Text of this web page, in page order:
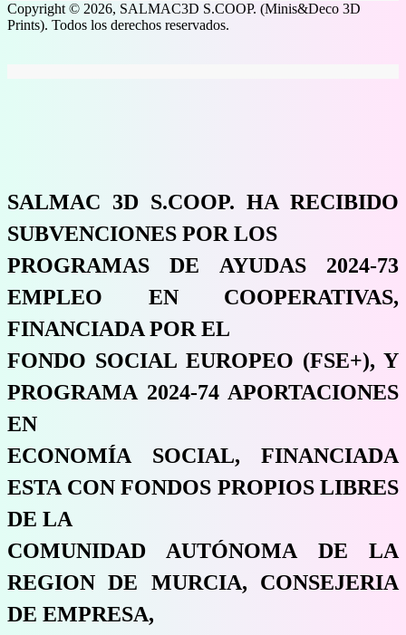
Copyright © 2026, SALMAC3D S.COOP. (Minis&Deco 3D
Prints). Todos los derechos reservados.
SALMAC 3D S.COOP. HA RECIBIDO
SUBVENCIONES POR LOS
PROGRAMAS DE AYUDAS 2024-73
EMPLEO EN COOPERATIVAS,
FINANCIADA POR EL
FONDO SOCIAL EUROPEO (FSE+), Y
PROGRAMA 2024-74 APORTACIONES
EN
ECONOMÍA SOCIAL, FINANCIADA
ESTA CON FONDOS PROPIOS LIBRES
DE LA
COMUNIDAD AUTÓNOMA DE LA
REGION DE MURCIA, CONSEJERIA
DE EMPRESA,